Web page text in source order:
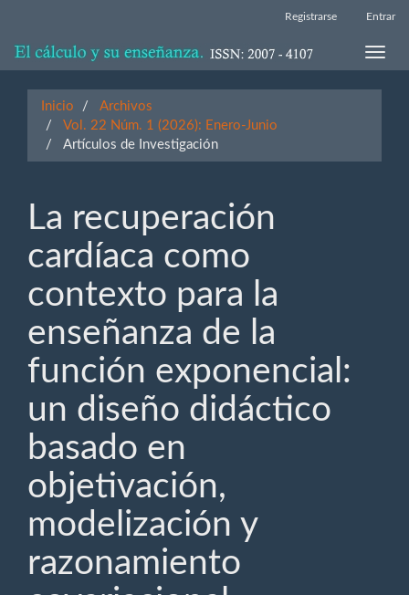
Contenido
lateral
Registrarse Entrar
Toggle
Inicio
Archivos
Vol. 22 Núm. 1 (2026): Enero-Junio
Artículos de Investigación
La recuperación
cardíaca como
contexto para la
enseñanza de la
función exponencial:
un diseño didáctico
basado en
objetivación,
modelización y
razonamiento